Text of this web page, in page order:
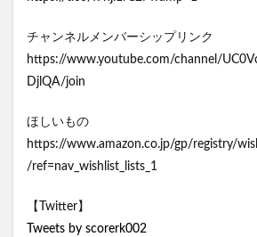
チャンネルメンバーシップリンク
https://www.youtube.com/channel/
DjlQA/join
ほしいもの
https://www.amazon.co.jp/gp/registry/
/ref=nav_wishlist_lists_1
【Twitter】
Tweets by scorerk002